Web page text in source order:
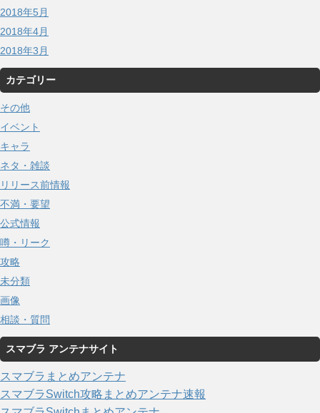
2018年5月
2018年4月
2018年3月
カテゴリー
その他
イベント
キャラ
ネタ・雑談
リリース前情報
不満・要望
公式情報
噂・リーク
攻略
未分類
画像
相談・質問
スマブラ アンテナサイト
スマブラまとめアンテナ
スマブラSwitch攻略まとめアンテナ速報